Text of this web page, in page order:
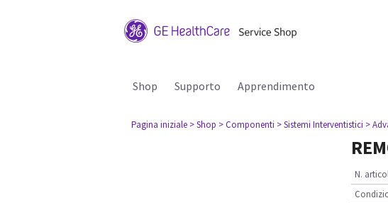
Shop Supporto Apprendimento
Pagina iniziale > Shop > Componenti > Sistemi Interventistici >
N.